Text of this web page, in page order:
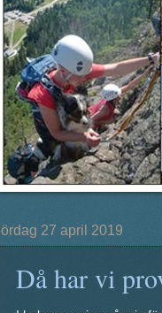
lördag 27 april 2019
Då har vi